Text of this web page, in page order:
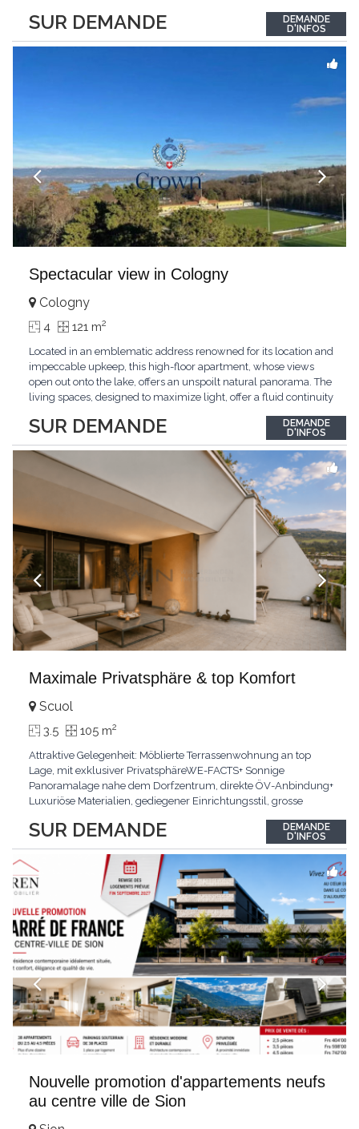
SUR DEMANDE
period architecture. High ceilings, finely crafted stuccoes,
moldings, woodwork, old fireplaces,...
DEMANDE
D'INFOS
Spectacular view in Cologny
SUR DEMANDE
Cologny
4 121 m2
Located in an emblematic address renowned for its location and
impeccable upkeep, this high-floor apartment, whose views
open out onto the lake, offers an unspoilt natural panorama. The
living spaces, designed to maximize light, offer a fluid continuity
comprises two bedrooms, each with its own bathroom,
guaranteeing comfort and privacy. Private...
DEMANDE
D'INFOS
Maximale Privatsphäre & top Komfort
SUR DEMANDE
Scuol
3.5 105 m2
Attraktive Gelegenheit: Möblierte Terrassenwohnung an top
Lage, mit exklusiver PrivatsphäreWE-FACTS+ Sonnige
Panoramalage nahe dem Dorfzentrum, direkte ÖV-Anbindung+
Luxuriöse Materialien, gediegener Einrichtungsstil, grosse
gemeinschaftliche WaschküchePasst für:Geniesser von
Weitblick und gehobenem WohnkomfortDie Wohnung wird
hochwertig
DEMANDE
D'INFOS
Nouvelle promotion d'appartements neufs
au centre ville de Sion